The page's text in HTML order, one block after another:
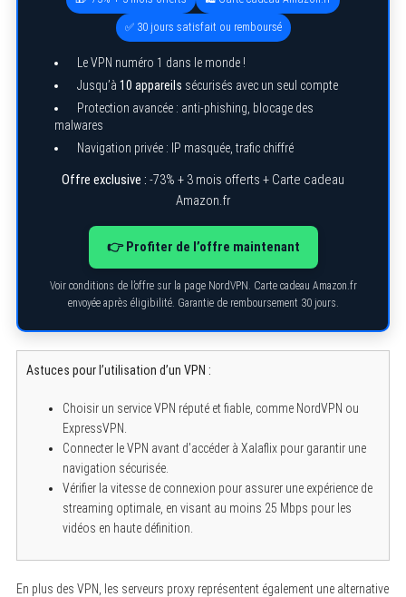
✅ 30 jours satisfait ou remboursé
Le VPN numéro 1 dans le monde !
Jusqu’à 10 appareils sécurisés avec un seul compte
Protection avancée : anti-phishing, blocage des
malwares
Navigation privée : IP masquée, trafic chiffré
Offre exclusive : -73% + 3 mois offerts + Carte cadeau
Amazon.fr
👉 Profiter de l’offre maintenant
Voir conditions de l’offre sur la page NordVPN. Carte cadeau Amazon.fr
envoyée après éligibilité. Garantie de remboursement 30 jours.
Astuces pour l’utilisation d’un VPN :
Choisir un service VPN réputé et fiable, comme NordVPN ou
ExpressVPN.
Connecter le VPN avant d’accéder à Xalaflix pour garantir une
navigation sécurisée.
Vérifier la vitesse de connexion pour assurer une expérience de
streaming optimale, en visant au moins 25 Mbps pour les
vidéos en haute définition.
En plus des VPN, les serveurs proxy représentent également une alternative